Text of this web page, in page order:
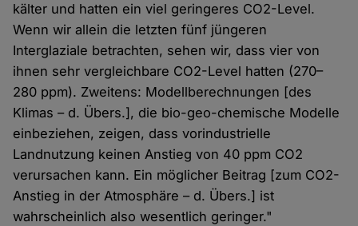
kälter und hatten ein viel geringeres CO2-Level.
Wenn wir allein die letzten fünf jüngeren
Interglaziale betrachten, sehen wir, dass vier von
ihnen sehr vergleichbare CO2-Level hatten (270–
280 ppm). Zweitens: Modellberechnungen [des
Klimas – d. Übers.], die bio-geo-chemische Modelle
einbeziehen, zeigen, dass vorindustrielle
Landnutzung keinen Anstieg von 40 ppm CO2
verursachen kann. Ein möglicher Beitrag [zum CO2-
Anstieg in der Atmosphäre – d. Übers.] ist
wahrscheinlich also wesentlich geringer."